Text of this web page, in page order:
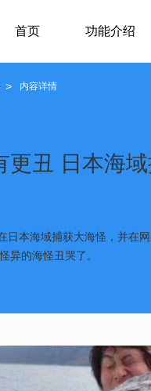
首页 功能介绍
> 内容详情
更丑 日本海
日本海域捕获大海怪，并在
异的海怪丑哭了。